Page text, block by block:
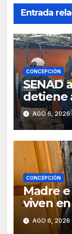
Entrada
CONCEPCIÓN
SENAD
detiene
AGO 6, 2026
CONCEPCIÓN
Madre
viven
AGO 6, 2026